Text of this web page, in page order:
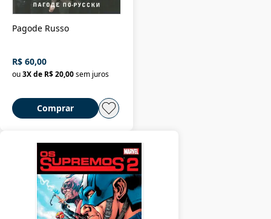
Pagode Russo
R$ 60,00
ou3X de R$ 20,00sem juros
Comprar